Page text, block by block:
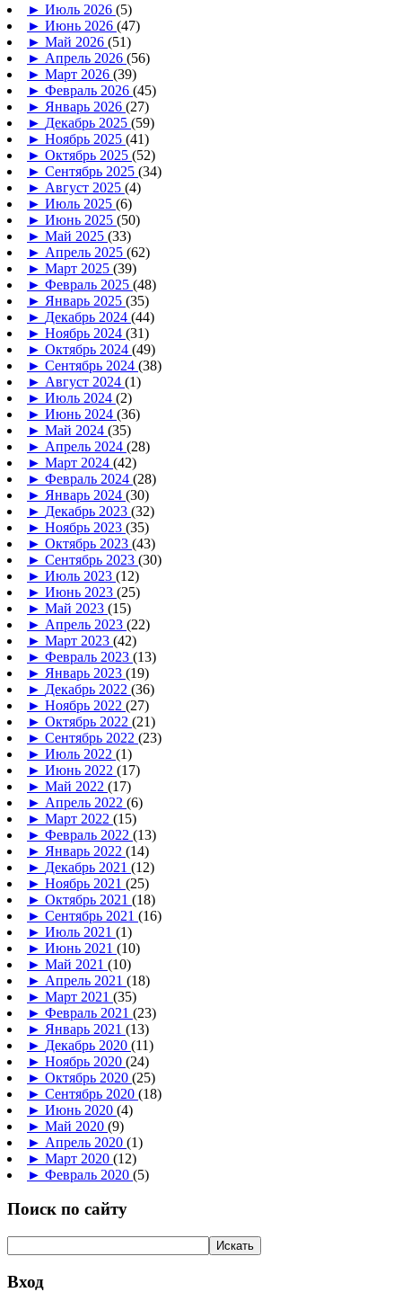
► Июль 2026 (5)
► Июнь 2026 (47)
► Май 2026 (51)
► Апрель 2026 (56)
► Март 2026 (39)
► Февраль 2026 (45)
► Январь 2026 (27)
► Декабрь 2025 (59)
► Ноябрь 2025 (41)
► Октябрь 2025 (52)
► Сентябрь 2025 (34)
► Август 2025 (4)
► Июль 2025 (6)
► Июнь 2025 (50)
► Май 2025 (33)
► Апрель 2025 (62)
► Март 2025 (39)
► Февраль 2025 (48)
► Январь 2025 (35)
► Декабрь 2024 (44)
► Ноябрь 2024 (31)
► Октябрь 2024 (49)
► Сентябрь 2024 (38)
► Август 2024 (1)
► Июль 2024 (2)
► Июнь 2024 (36)
► Май 2024 (35)
► Апрель 2024 (28)
► Март 2024 (42)
► Февраль 2024 (28)
► Январь 2024 (30)
► Декабрь 2023 (32)
► Ноябрь 2023 (35)
► Октябрь 2023 (43)
► Сентябрь 2023 (30)
► Июль 2023 (12)
► Июнь 2023 (25)
► Май 2023 (15)
► Апрель 2023 (22)
► Март 2023 (42)
► Февраль 2023 (13)
► Январь 2023 (19)
► Декабрь 2022 (36)
► Ноябрь 2022 (27)
► Октябрь 2022 (21)
► Сентябрь 2022 (23)
► Июль 2022 (1)
► Июнь 2022 (17)
► Май 2022 (17)
► Апрель 2022 (6)
► Март 2022 (15)
► Февраль 2022 (13)
► Январь 2022 (14)
► Декабрь 2021 (12)
► Ноябрь 2021 (25)
► Октябрь 2021 (18)
► Сентябрь 2021 (16)
► Июль 2021 (1)
► Июнь 2021 (10)
► Май 2021 (10)
► Апрель 2021 (18)
► Март 2021 (35)
► Февраль 2021 (23)
► Январь 2021 (13)
► Декабрь 2020 (11)
► Ноябрь 2020 (24)
► Октябрь 2020 (25)
► Сентябрь 2020 (18)
► Июнь 2020 (4)
► Май 2020 (9)
► Апрель 2020 (1)
► Март 2020 (12)
► Февраль 2020 (5)
Поиск по сайту
Вход